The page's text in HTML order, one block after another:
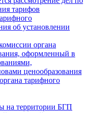
тарифов
об установлении
органа
оформленный в
ценообразования
тарифного
на территории БГП